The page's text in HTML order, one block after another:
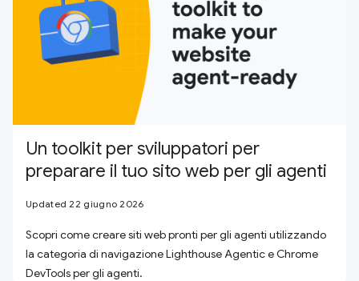
Un toolkit per sviluppatori per
preparare il tuo sito web per gli agenti
Updated 22 giugno 2026
Scopri come creare siti web pronti per gli agenti utilizzando
la categoria di navigazione Lighthouse Agentic e Chrome
DevTools per gli agenti.